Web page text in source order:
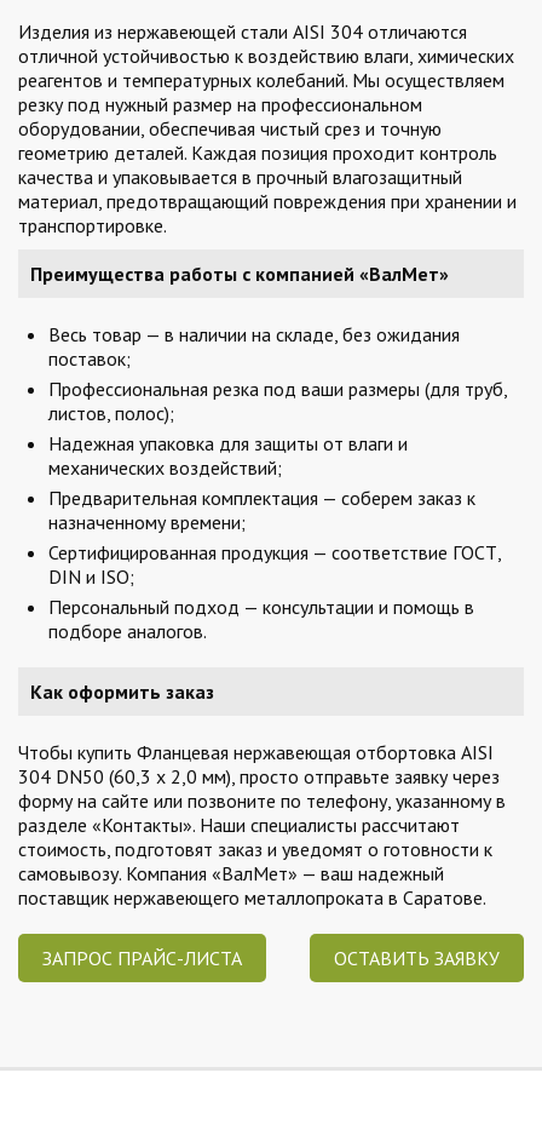
Изделия из нержавеющей стали AISI 304 отличаются
отличной устойчивостью к воздействию влаги, химических
реагентов и температурных колебаний. Мы осуществляем
резку под нужный размер на профессиональном
оборудовании, обеспечивая чистый срез и точную
геометрию деталей. Каждая позиция проходит контроль
качества и упаковывается в прочный влагозащитный
материал, предотвращающий повреждения при хранении и
транспортировке.
Преимущества работы с компанией «ВалМет»
Весь товар — в наличии на складе, без ожидания
поставок;
Профессиональная резка под ваши размеры (для труб,
листов, полос);
Надежная упаковка для защиты от влаги и
механических воздействий;
Предварительная комплектация — соберем заказ к
назначенному времени;
Сертифицированная продукция — соответствие ГОСТ,
DIN и ISO;
Персональный подход — консультации и помощь в
подборе аналогов.
Как оформить заказ
Чтобы купить Фланцевая нержавеющая отбортовка AISI
304 DN50 (60,3 x 2,0 мм), просто отправьте заявку через
форму на сайте или позвоните по телефону, указанному в
разделе «Контакты». Наши специалисты рассчитают
стоимость, подготовят заказ и уведомят о готовности к
самовывозу. Компания «ВалМет» — ваш надежный
поставщик нержавеющего металлопроката в Саратове.
ЗАПРОС ПРАЙС-ЛИСТА ОСТАВИТЬ ЗАЯВКУ